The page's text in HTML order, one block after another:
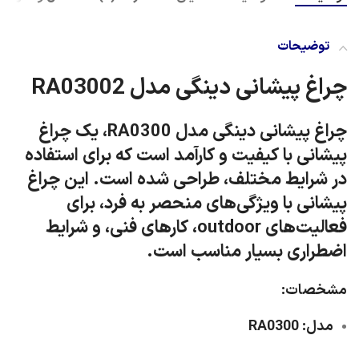
توضیحات
چراغ پیشانی دینگی مدل RA03002
چراغ پیشانی دینگی مدل RA0300، یک چراغ
پیشانی با کیفیت و کارآمد است که برای استفاده
در شرایط مختلف، طراحی شده است. این چراغ
پیشانی با ویژگی‌های منحصر به فرد، برای
فعالیت‌های outdoor، کارهای فنی، و شرایط
اضطراری بسیار مناسب است.
مشخصات:
مدل: RA0300